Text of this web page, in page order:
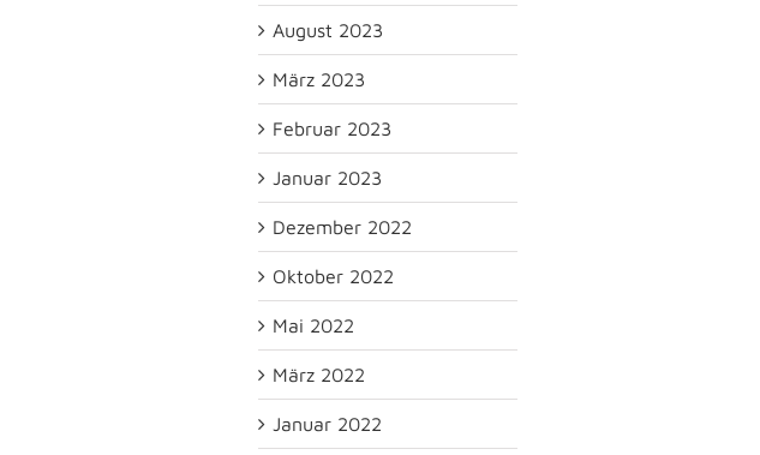
August 2023
März 2023
Februar 2023
Januar 2023
Dezember 2022
Oktober 2022
Mai 2022
März 2022
Januar 2022